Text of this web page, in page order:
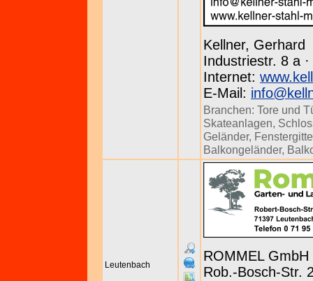
Kellner, Gerhard
Industriestr. 8 a
Internet:
E-Mail:
Branchen: Tore und
Skateanlagen,
Geländer,
Balkongeländer,
Leutenbach
ROMMEL GmbH
Rob.-Bosch-Str.